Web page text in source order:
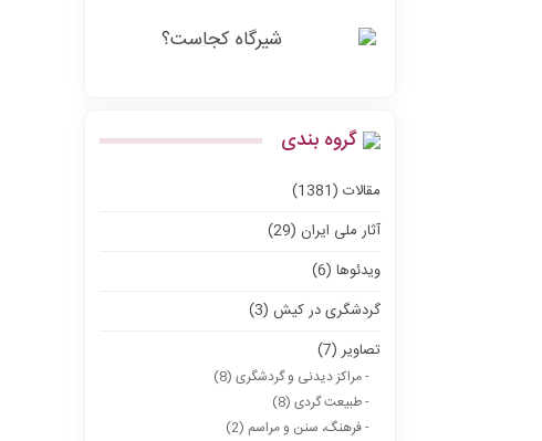
شیرگاه کجاست؟
گروه بندی
مقالات (1381)
آثار ملی ایران (29)
ویدئوها (6)
گردشگری در کیش (3)
تصاویر (7)
- مراکز دیدنی و گردشگری (8)
- طبیعت گردی (8)
- فرهنگ، سنن و مراسم (2)